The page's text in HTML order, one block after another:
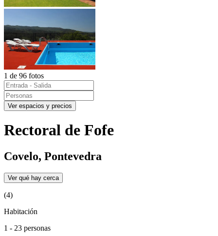
1 de 96 fotos
Ver espacios y precios
Rectoral de Fofe
Covelo, Pontevedra
Ver qué hay cerca
(4)
Habitación
1 - 23 personas